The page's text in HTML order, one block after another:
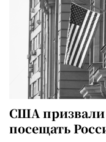
США призвали
посещать